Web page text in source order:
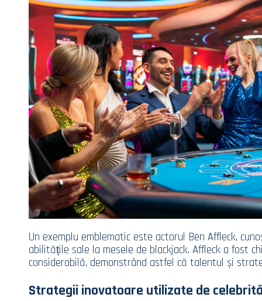
Un exemplu emblematic este actorul Ben Affleck,
abilitățile sale la mesele de blackjack. Affleck a fost
considerabilă, demonstrând astfel că talentul și
Strategii inovatoare utilizate de